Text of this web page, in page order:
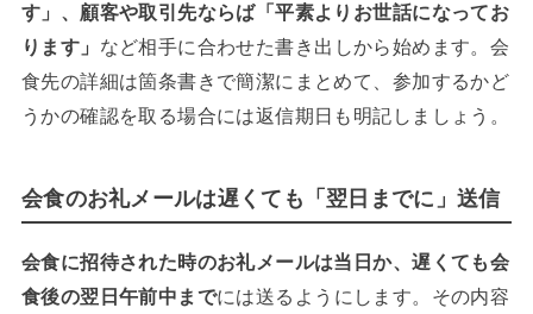
す」、顧客や取引先ならば「平素よりお世話になってお
ります」 など相手に合わせた書き出しから始めます。会
食先の詳細は箇条書きで簡潔にまとめて、参加するかど
うかの確認を取る場合には返信期日も明記しましょう。
会食のお礼メールは遅くても「翌日までに」送信
会食に招待された時のお礼メールは当日か、遅くても会
食後の翌日午前中までには送るようにします。その内容